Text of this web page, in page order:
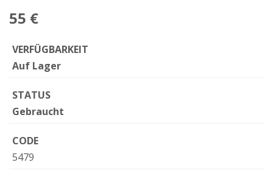
55 €
VERFÜGBARKEIT
Auf Lager
STATUS
Gebraucht
CODE
5479